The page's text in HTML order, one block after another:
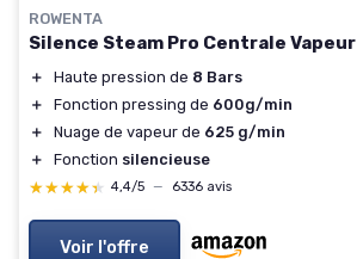
ROWENTA
Silence Steam Pro Centrale Vapeur
＋ Haute pression de 8 Bars
＋
Fonction pressing de 600g/min
＋
Nuage de vapeur de 625 g/min
＋
Fonction silencieuse
★★★★★
★★★★★ 4,4/5 — 6336 avis
Voir l'offre